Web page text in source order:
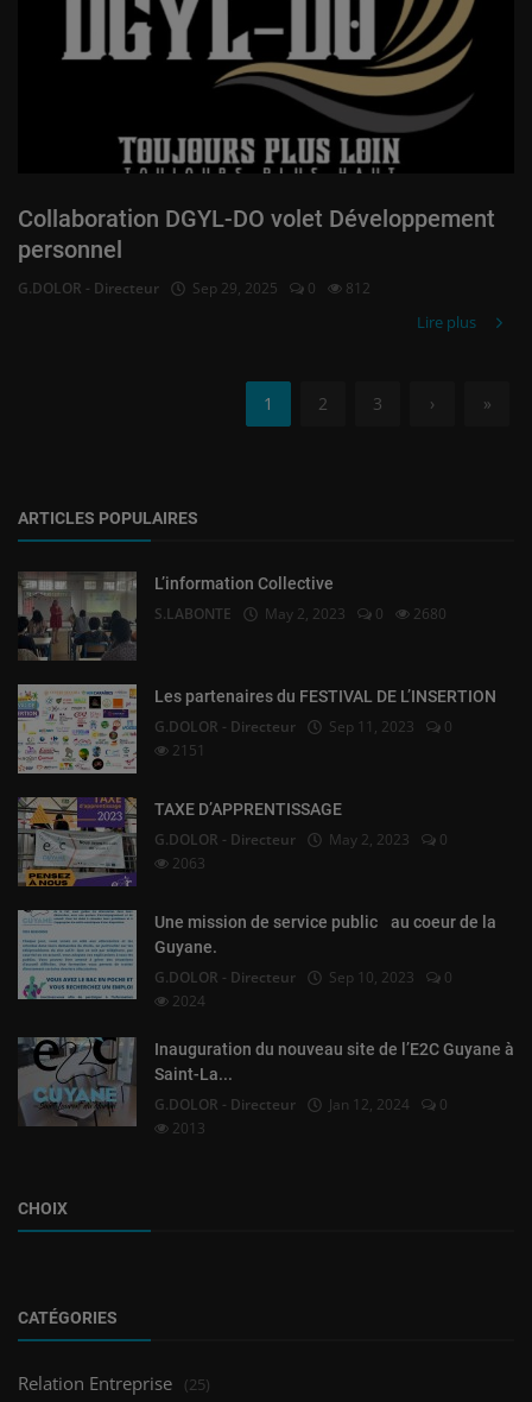
Collaboration DGYL-DO volet Développement
personnel
G.DOLOR - Directeur Sep 29, 2025 0 812
Lire plus
1 2 3 › »
ARTICLES POPULAIRES
L’information Collective
S.LABONTE May 2, 2023 0 2680
Les partenaires du FESTIVAL DE L’INSERTION
G.DOLOR - Directeur Sep 11, 2023
0
2151
TAXE D’APPRENTISSAGE
G.DOLOR - Directeur May 2, 2023
0
2063
Une mission de service public au coeur de la
Guyane.
G.DOLOR - Directeur Sep 10, 2023
0
2024
Inauguration du nouveau site de l’E2C Guyane à
Saint-La...
G.DOLOR - Directeur Jan 12, 2024
0
2013
CHOIX
CATÉGORIES
Relation Entreprise (25)